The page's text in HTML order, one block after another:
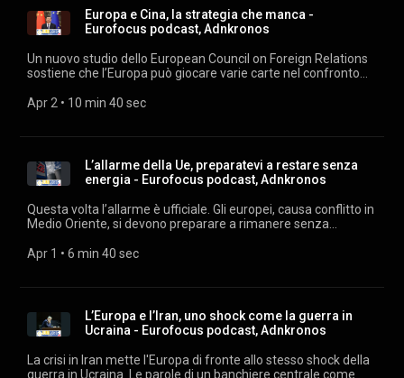
Europa e Cina, la strategia che manca -
Eurofocus podcast, Adnkronos
Un nuovo studio dello European Council on Foreign Relations
sostiene che l’Europa può giocare varie carte nel confronto
risking e deterrenza, il vero nodo è politico: accettare costi nel
(https://podcast.adnkronos.com/show/eurofocus/) e su tutte
le piattaforme di streaming. Estratti audio: archivio audiovisivi
Adnkronos. Musiche su licenza Machiavelli Music.
Apr 2 • 10 min 40 sec
L’allarme della Ue, preparatevi a restare senza
energia - Eurofocus podcast, Adnkronos
Questa volta l’allarme è ufficiale. Gli europei, causa conflitto in
Medio Oriente, si devono preparare a rimanere senza
e benzina. Esattamente come avviene quando c’è una guerra
ministri competenti evidenziano le principali conseguenze
per l’Europa della crisi energetica che si è innescata con la
chiusura dello Stretto di Hormuz e il bombardamento dei siti
produttivi in Qatar. Ascolta "Eurofocus" ogni giorno su
podcast.adnkronos.com
Apr 1 • 6 min 40 sec
L’Europa e l’Iran, uno shock come la guerra in
Ucraina - Eurofocus podcast, Adnkronos
La crisi in Iran mette l'Europa di fronte allo stesso shock della
guerra in Ucraina. Le parole di un banchiere centrale come